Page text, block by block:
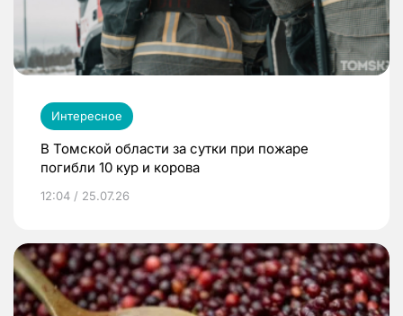
Интересное
В Томской области за сутки при пожаре
погибли 10 кур и корова
12:04 / 25.07.26